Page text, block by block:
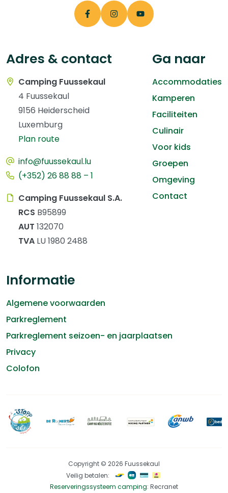
Adres & contact
Camping Fuussekaul
4 Fuussekaul
9156 Heiderscheid
Luxemburg
Plan route
info@fuussekaul.lu
(+352) 26 88 88 – 1
Camping Fuussekaul S.A.
RCS B95899
AUT 132070
TVA LU 1980 2488
Ga naar
Accommodaties
Kamperen
Faciliteiten
Culinair
Voor kids
Groepen
Omgeving
Contact
Informatie
Algemene voorwaarden
Parkreglement
Parkreglement seizoen- en jaarplaatsen
Privacy
Colofon
Copyright © 2026 Fuussekaul
Veilig betalen:
Reserveringssysteem camping: Recranet